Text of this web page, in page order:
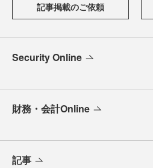
記事掲載のご依頼
Security Online
財務・会計Online
記事